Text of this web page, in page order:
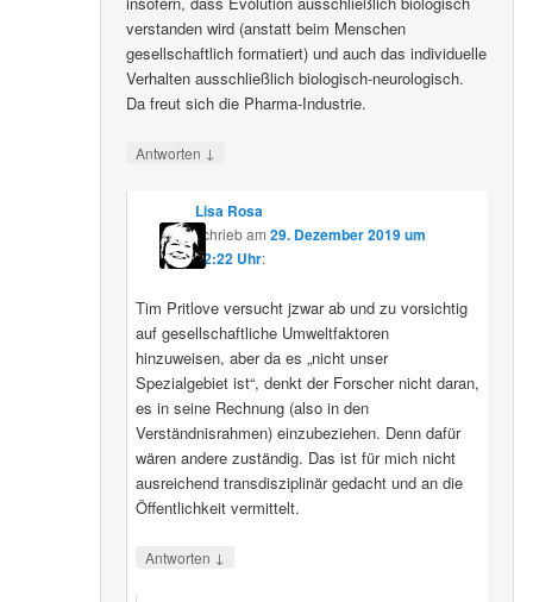
verstanden wird (anstatt beim Menschen
gesellschaftlich formatiert) und auch das individuelle
Verhalten ausschließlich biologisch-neurologisch.
Da freut sich die Pharma-Industrie.
Antworten ↓
Lisa Rosa
schriebam 29. Dezember 2019 um
12:22 Uhr:
Tim Pritlove versucht jzwar ab und zu vorsichtig
auf gesellschaftliche Umweltfaktoren
hinzuweisen, aber da es „nicht unser
Spezialgebiet ist“, denkt der Forscher nicht daran,
es in seine Rechnung (also in den
Verständnisrahmen) einzubeziehen. Denn dafür
wären andere zuständig. Das ist für mich nicht
ausreichend transdisziplinär gedacht und an die
Öffentlichkeit vermittelt.
Antworten ↓